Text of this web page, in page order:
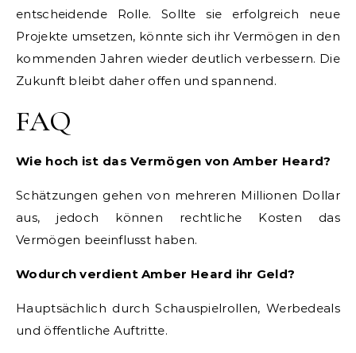
entscheidende Rolle. Sollte sie erfolgreich neue
Projekte umsetzen, könnte sich ihr Vermögen in den
kommenden Jahren wieder deutlich verbessern. Die
Zukunft bleibt daher offen und spannend.
FAQ
Wie hoch ist das Vermögen von Amber Heard?
Schätzungen gehen von mehreren Millionen Dollar
aus, jedoch können rechtliche Kosten das
Vermögen beeinflusst haben.
Wodurch verdient Amber Heard ihr Geld?
Hauptsächlich durch Schauspielrollen, Werbedeals
und öffentliche Auftritte.